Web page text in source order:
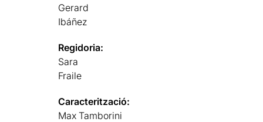
Gerard
Ibáñez
Regidoria:
Sara
Fraile
Caracterització:
Max Tamborini